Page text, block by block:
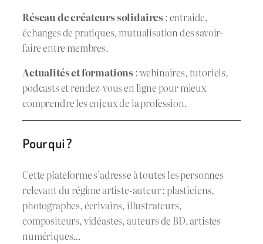
Réseau de créateurs solidaires : entraide,
échanges de pratiques, mutualisation des savoir-
faire entre membres.
Actualités et formations : webinaires, tutoriels,
podcasts et rendez-vous en ligne pour mieux
comprendre les enjeux de la profession.
Pour qui ?
Cette plateforme s’adresse à toutes les personnes
relevant du régime artiste-auteur : plasticiens,
photographes, écrivains, illustrateurs,
compositeurs, vidéastes, auteurs de BD, artistes
numériques…